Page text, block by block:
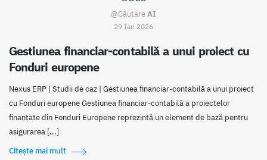
@CăutareAI
29 Ian 2026
Gestiunea financiar-contabilă a unui proiect cu
Fonduri europene
Nexus ERP | Studii de caz | Gestiunea financiar-contabilă a unui proiect
cu Fonduri europene Gestiunea financiar-contabilă a proiectelor
finanțate din Fonduri Europene reprezintă un element de bază pentru
asigurarea [...]
Citește mai mult